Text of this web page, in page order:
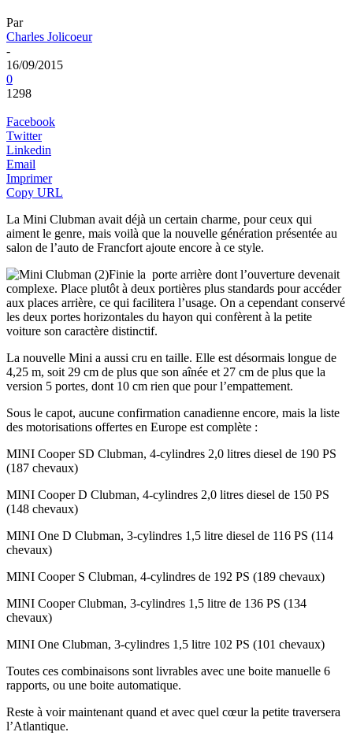
Par
Charles Jolicoeur
-
16/09/2015
0
1298
Facebook
Twitter
Linkedin
Email
Imprimer
Copy URL
La Mini Clubman avait déjà un certain charme, pour ceux qui
aiment le genre, mais voilà que la nouvelle génération présentée au
salon de l’auto de Francfort ajoute encore à ce style.
Finie la porte arrière dont l’ouverture devenait
complexe. Place plutôt à deux portières plus standards pour accéder
aux places arrière, ce qui facilitera l’usage. On a cependant conservé
les deux portes horizontales du hayon qui confèrent à la petite
voiture son caractère distinctif.
La nouvelle Mini a aussi cru en taille. Elle est désormais longue de
4,25 m, soit 29 cm de plus que son aînée et 27 cm de plus que la
version 5 portes, dont 10 cm rien que pour l’empattement.
Sous le capot, aucune confirmation canadienne encore, mais la liste
des motorisations offertes en Europe est complète :
MINI Cooper SD Clubman, 4-cylindres 2,0 litres diesel de 190 PS
(187 chevaux)
MINI Cooper D Clubman, 4-cylindres 2,0 litres diesel de 150 PS
(148 chevaux)
MINI One D Clubman, 3-cylindres 1,5 litre diesel de 116 PS (114
chevaux)
MINI Cooper S Clubman, 4-cylindres de 192 PS (189 chevaux)
MINI Cooper Clubman, 3-cylindres 1,5 litre de 136 PS (134
chevaux)
MINI One Clubman, 3-cylindres 1,5 litre 102 PS (101 chevaux)
Toutes ces combinaisons sont livrables avec une boite manuelle 6
rapports, ou une boite automatique.
Reste à voir maintenant quand et avec quel cœur la petite traversera
l’Atlantique.